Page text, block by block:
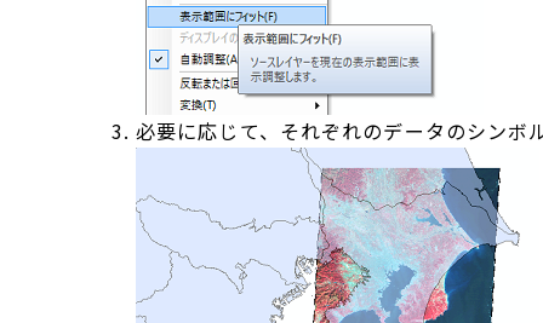
必要に応じて、それぞれのデータのシンボ